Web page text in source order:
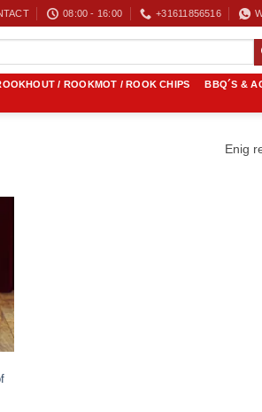
08:00 - 16:00 +31611856516
/ ROOKMOT / ROOK CHIPS BBQ´S &
Enig